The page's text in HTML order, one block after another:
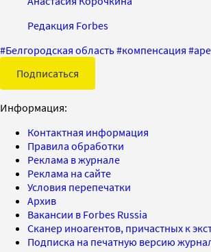
Редакция Forbes
#Белгородская область#компенсация #
Подписаться
Информация:
Контактная информация
Правила обработки
Реклама в журнале
Реклама на сайте
Условия перепечатки
Архив
Вакансии в Forbes Russia
Сканер иноагентов, причастных к
Подписка на печатную версию